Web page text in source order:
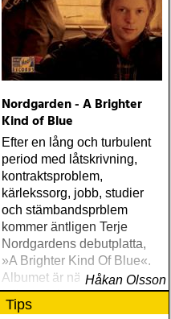
Nordgarden - A Brighter
Kind of Blue
Efter en lång och turbulent
period med låtskrivning,
kontraktsproblem,
kärlekssorg, jobb, studier
och stämbandsprblem
kommer äntligen Terje
Nordgardens debutplatta,
»A Brighter Kind Of Blue«.
Albumet är nära, enkelt och
ärligt och handlar om
upplevelser och historier
Håkan Olsson
Tips